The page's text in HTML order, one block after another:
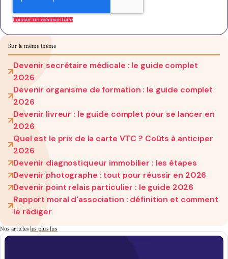
Sur le même thème
Devenir secrétaire médicale : le guide complet
2026
Devenir organisme de formation : le guide complet
2026
Devenir livreur : le guide complet pour se lancer en
2026
Quel est le prix de la carte VTC ? Coûts à anticiper
2026
Devenir diagnostiqueur immobilier : les étapes
Devenir photographe : tout pour réussir en 2026
Devenir point relais particulier : le guide 2026
Rapport moral d'association : définition et comment
le rédiger
Nos articlesles plus lus